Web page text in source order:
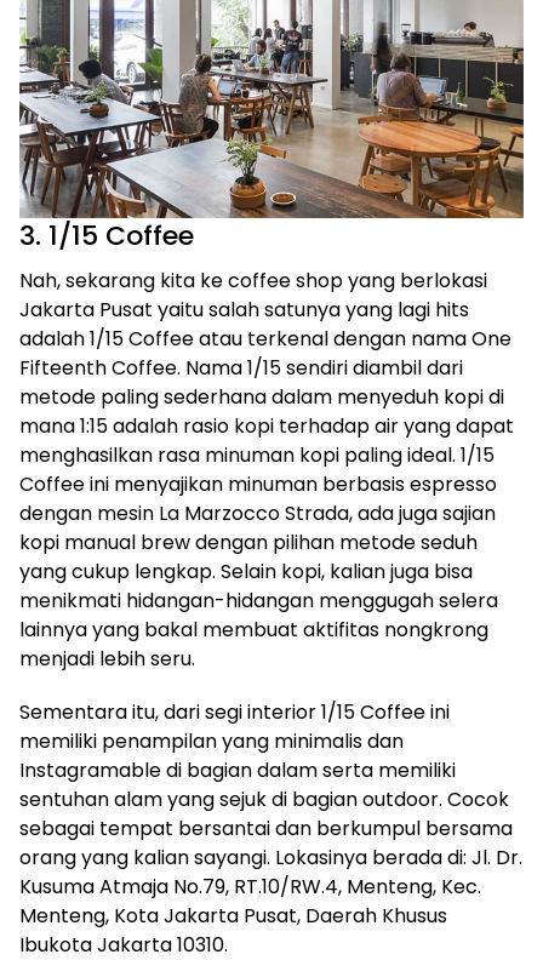
3. 1/15 Coffee
Nah, sekarang kita ke coffee shop yang berlokasi
Jakarta Pusat yaitu salah satunya yang lagi hits
adalah 1/15 Coffee atau terkenal dengan nama One
Fifteenth Coffee. Nama 1/15 sendiri diambil dari
metode paling sederhana dalam menyeduh kopi di
mana 1:15 adalah rasio kopi terhadap air yang dapat
menghasilkan rasa minuman kopi paling ideal. 1/15
Coffee ini menyajikan minuman berbasis espresso
dengan mesin La Marzocco Strada, ada juga sajian
kopi manual brew dengan pilihan metode seduh
yang cukup lengkap. Selain kopi, kalian juga bisa
menikmati hidangan-hidangan menggugah selera
lainnya yang bakal membuat aktifitas nongkrong
menjadi lebih seru.
Sementara itu, dari segi interior 1/15 Coffee ini
memiliki penampilan yang minimalis dan
Instagramable di bagian dalam serta memiliki
sentuhan alam yang sejuk di bagian outdoor. Cocok
sebagai tempat bersantai dan berkumpul bersama
orang yang kalian sayangi. Lokasinya berada di: Jl. Dr.
Kusuma Atmaja No.79, RT.10/RW.4, Menteng, Kec.
Menteng, Kota Jakarta Pusat, Daerah Khusus
Ibukota Jakarta 10310.